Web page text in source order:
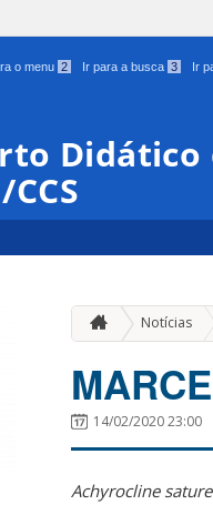
o menu 2 Ir para a busca 3 Ir
Didático
Notícias
14/02/2020 23:00
Achyrocline